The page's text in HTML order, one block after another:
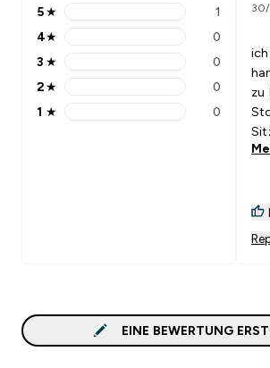
5 stars rating 1 reviews
5★ 1
4 stars rating 0 reviews
4★ 0
3 stars rating 0 reviews
3 ★ 0
2 stars rating 0 reviews
2★ 0
1 stars rating 0 reviews
1 ★ 0
30/
zu
EINE BEWERTUNG